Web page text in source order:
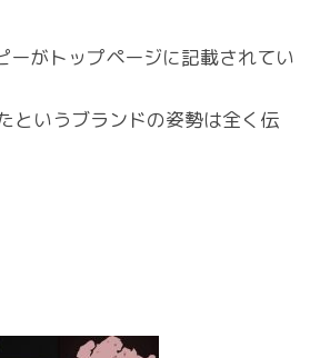
ーがトップページに記載されてい
というブランドの姿勢は全く伝